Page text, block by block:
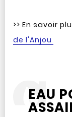
>> En savoir
de l'Anjou
EAU